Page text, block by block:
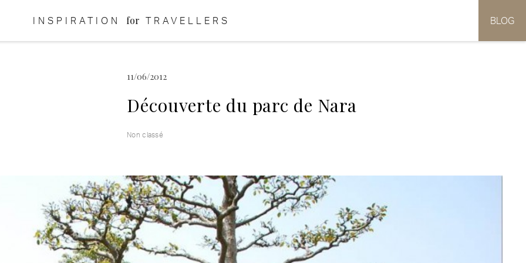
INSPIRATION for TRAVELLERS BLOG
11/06/2012
Découverte du parc de Nara
Non classé